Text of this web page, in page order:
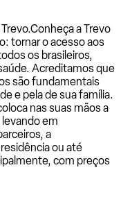
Conheça a Trevo
tornar o acesso aos
os brasileiros,
Acreditamos que
são fundamentais
e pela de sua família.
nas suas mãos a
em
a
ou até
com preços